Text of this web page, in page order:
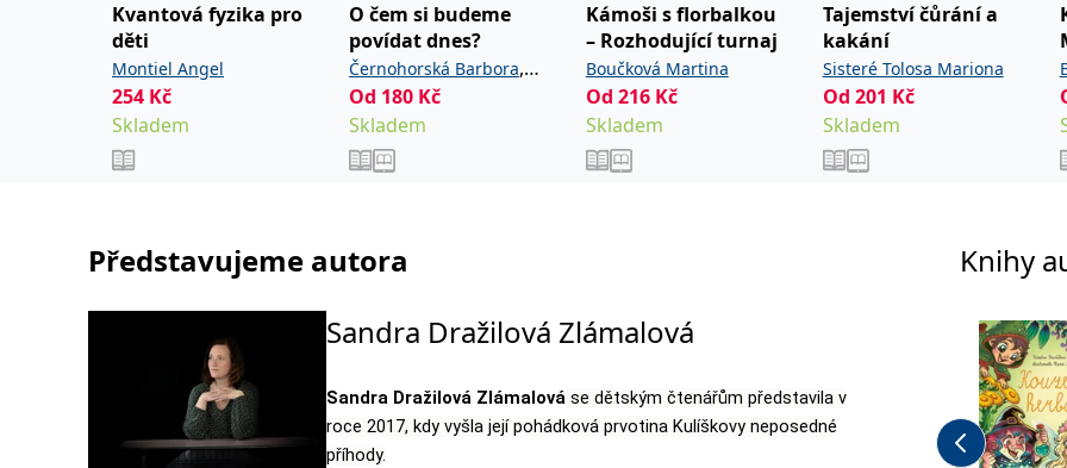
Kvantová fyzika pro
děti
Montiel Angel
254 Kč
Skladem
O čem si budeme
povídat dnes?
Černohorská Barbora,
Šebková Pavla
Od 180 Kč
Skladem
Kámoši s florbalkou
– Rozhodující turnaj
Boučková Martina
Od 216 Kč
Skladem
Tajemství čůrání a
kakání
Sisteré Tolosa Mariona
Od 201 Kč
Skladem
Představujeme autora
Sandra Dražilová Zlámalová
Sandra Dražilová Zlámalová se dětským čtenářům představila v
roce 2017, kdy vyšla její pohádková prvotina Kulíškovy neposedné
příhody.
Knihy